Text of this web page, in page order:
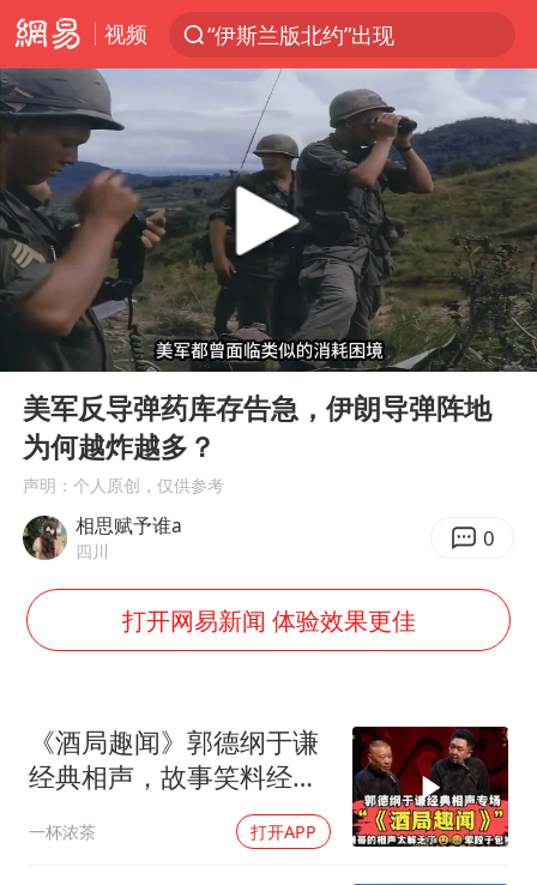
视频
“伊斯兰版北约”出现
光影经济撬动暑期消费新蓝海
白海豚10级风圈已触及浙江台州
以军士兵把枪口对准中国记者
河南警方公开征集黑恶犯罪线索
谢霆锋演唱会隔空祝王菲生日快乐
方桃子代言广告视频已下架
WTT横滨冠军赛女单四强国乒占三席
浙江省发出今年第2号指挥长令
央视新主播李秋莹孙亚鹏亮相
白海豚登陆前还将加强
河南刑案嫌犯被抓 逃窜时伤害多人
经常半夜醒要排查6种疾病
三警齐发！多地10级以上雷暴大风
乐享全民健身 共筑健康中国
Play
00:00 04:57
美军反导弹药库存告急，伊朗导弹阵地
为何越炸越多？
声明：个人原创，仅供参考
相思赋予谁a
四川 0
打开网易新闻 体验效果更佳
《酒局趣闻》郭德纲于谦
经典相声，故事笑料经典
一杯浓茶 打开APP